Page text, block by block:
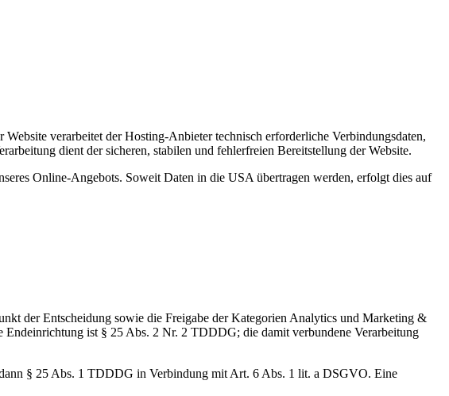
verarbeitet der Hosting-Anbieter technisch erforderliche Verbindungsdaten,
dient der sicheren, stabilen und fehlerfreien Bereitstellung der Website.
Online-Angebots. Soweit Daten in die USA übertragen werden, erfolgt dies auf
der Entscheidung sowie die Freigabe der Kategorien Analytics und Marketing &
ist § 25 Abs. 2 Nr. 2 TDDDG; die damit verbundene Verarbeitung
§ 25 Abs. 1 TDDDG in Verbindung mit Art. 6 Abs. 1 lit. a DSGVO. Eine